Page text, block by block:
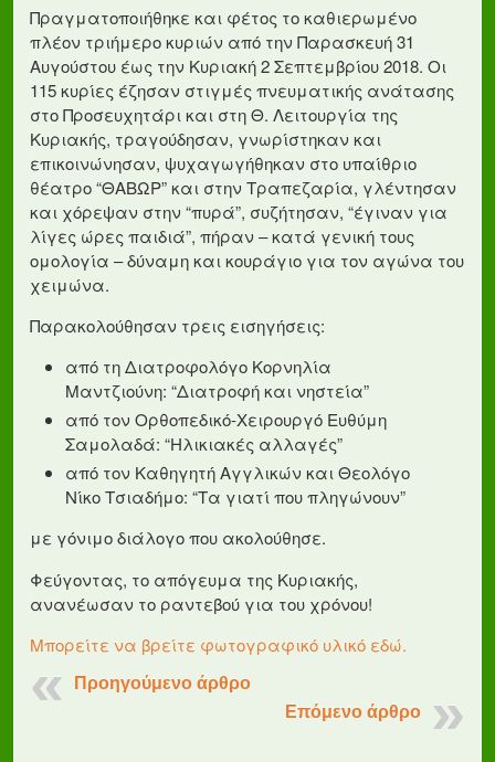
Πραγματοποιήθηκε και φέτος το καθιερωμένο
πλέον τριήμερο κυριών από την Παρασκευή 31
Αυγούστου έως την Κυριακή 2 Σεπτεμβρίου 2018. Οι
115 κυρίες έζησαν στιγμές πνευματικής ανάτασης
στο Προσευχητάρι και στη Θ. Λειτουργία της
Κυριακής, τραγούδησαν, γνωρίστηκαν και
επικοινώνησαν, ψυχαγωγήθηκαν στο υπαίθριο
θέατρο “ΘΑΒΩΡ” και στην Τραπεζαρία, γλέντησαν
και χόρεψαν στην “πυρά”, συζήτησαν, “έγιναν για
λίγες ώρες παιδιά”, πήραν – κατά γενική τους
ομολογία – δύναμη και κουράγιο για τον αγώνα του
χειμώνα.
Παρακολούθησαν τρεις εισηγήσεις:
από τη Διατροφολόγο Κορνηλία
Μαντζιούνη: “Διατροφή και νηστεία”
από τον Ορθοπεδικό-Χειρουργό Ευθύμη
Σαμολαδά: “Ηλικιακές αλλαγές”
από τον Καθηγητή Αγγλικών και Θεολόγο
Νίκο Τσιαδήμο: “Τα γιατί που πληγώνουν”
με γόνιμο διάλογο που ακολούθησε.
Φεύγοντας, το απόγευμα της Κυριακής,
ανανέωσαν το ραντεβού για του χρόνου!
Μπορείτε να βρείτε φωτογραφικό υλικό εδώ.
Προηγούμενο άρθρο
Επόμενο άρθρο